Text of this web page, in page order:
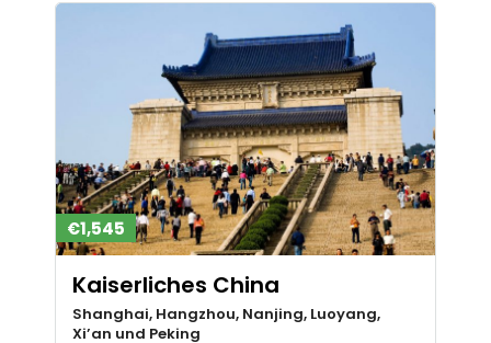
€1,545
Kaiserliches China
Shanghai, Hangzhou, Nanjing, Luoyang,
Xi’an und Peking